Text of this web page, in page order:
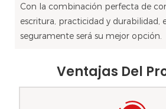
Con la combinación perfecta de
escritura, practicidad y durabilidad,
seguramente será su mejor opción.
Ventajas Del